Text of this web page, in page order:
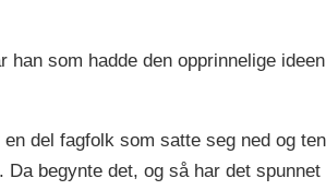
som hadde den opprinnelige ideen
del fagfolk som satte seg ned og
begynte det, og så har det spunnet